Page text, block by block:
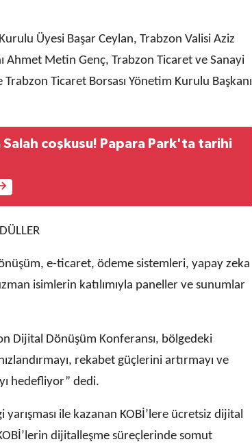
Üyesi Başar Ceylan, Trabzon Valisi Aziz
Ahmet Metin Genç, Trabzon Ticaret ve Sanayi
Ticaret Borsası Yönetim Kurulu Başkanı
coşkusu! Papara Park'ta tarihi
e-ticaret, ödeme sistemleri, yapay zeka
isimlerin katılımıyla paneller ve sunumlar
Dijital Dönüşüm Konferansı, bölgedeki
rekabet güçlerini artırmayı ve
hedefliyor” dedi.
ile kazanan KOBİ’lere ücretsiz dijital
dijitalleşme süreçlerinde somut